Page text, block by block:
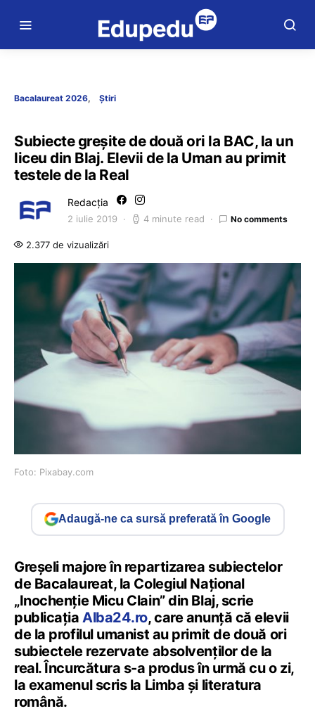
Bacalaureat 2026 Știri
Subiecte greșite de două ori la BAC, la un
liceu din Blaj. Elevii de la Uman au primit
testele de la Real
Redacția
2 iulie 2019 4 minute read No comments
2.377 de vizualizări
Foto: Pixabay.com
Adaugă-ne ca sursă preferată în Google
Greșeli majore în repartizarea subiectelor
de Bacalaureat, la Colegiul Național
„Inochenție Micu Clain” din Blaj, scrie
publicațiaAlba24.ro, care anunță că elevii
de la profilul umanist au primit de două ori
subiectele rezervate absolvenților de la
real. Încurcătura s-a produs în urmă cu o zi,
la examenul scris la Limba și literatura
română.